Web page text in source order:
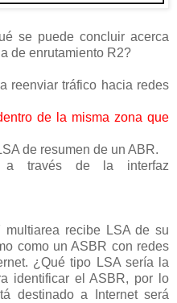
se puede concluir acerca
de enrutamiento R2?
reenviar tráfico hacia redes
de la misma zona que
de resumen de un ABR.
través de la interfaz
recibe LSA de su
como un ASBR con redes
¿Qué tipo LSA sería la
identificar el ASBR, por lo
destinado a Internet será